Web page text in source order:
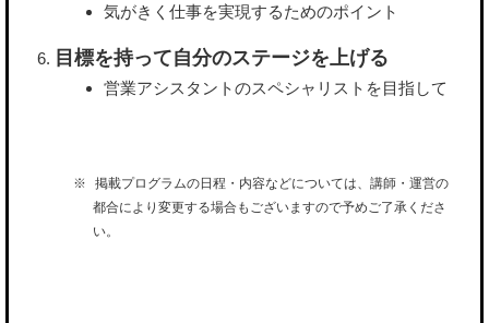
気がきく仕事を実現するためのポイント
目標を持って自分のステージを上げる
営業アシスタントのスペシャリストを目指して
掲載プログラムの日程・内容などについては、講師・運営の
都合により変更する場合もございますので予めご了承くださ
い。